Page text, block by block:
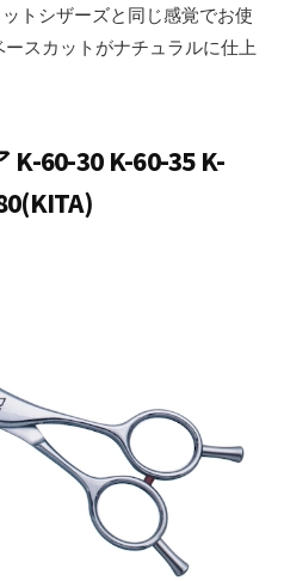
トシザーズと同じ感覚でお使
スカットがナチュラルに仕上
60-30 K-60-35 K-